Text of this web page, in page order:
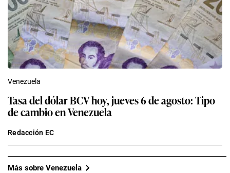
Venezuela
Tasa del dólar BCV hoy, jueves 6 de agosto: Tipo
de cambio en Venezuela
Redacción EC
Más sobre Venezuela